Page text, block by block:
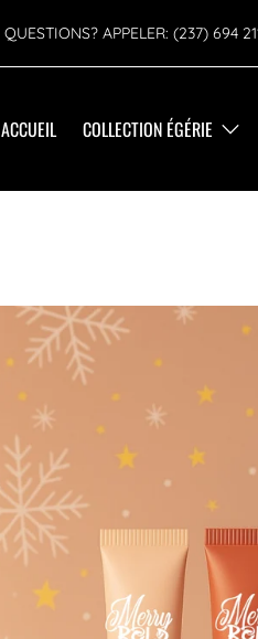
QUESTIONS? APPELER: (237) 694
ACCUEIL COLLECTION ÉGÉRIE